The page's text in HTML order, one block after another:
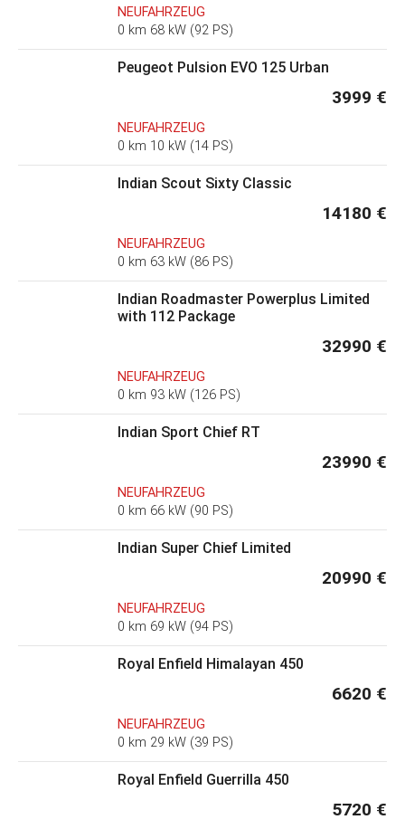
NEUFAHRZEUG
0 km 68 kW (92 PS)
Peugeot Pulsion EVO 125 Urban
3999 €
NEUFAHRZEUG
0 km 10 kW (14 PS)
Indian Scout Sixty Classic
14180 €
NEUFAHRZEUG
0 km 63 kW (86 PS)
Indian Roadmaster Powerplus Limited
with 112 Package
32990 €
NEUFAHRZEUG
0 km 93 kW (126 PS)
Indian Sport Chief RT
23990 €
NEUFAHRZEUG
0 km 66 kW (90 PS)
Indian Super Chief Limited
20990 €
NEUFAHRZEUG
0 km 69 kW (94 PS)
Royal Enfield Himalayan 450
6620 €
NEUFAHRZEUG
0 km 29 kW (39 PS)
Royal Enfield Guerrilla 450
5720 €